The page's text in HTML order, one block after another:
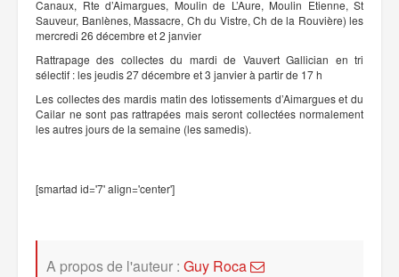
Canaux, Rte d’Aimargues, Moulin de L’Aure, Moulin Etienne, St
Sauveur, Banlènes, Massacre, Ch du Vistre, Ch de la Rouvière) les
mercredi 26 décembre et 2 janvier
Rattrapage des collectes du mardi de Vauvert Gallician en tri
sélectif : les jeudis 27 décembre et 3 janvier à partir de 17 h
Les collectes des mardis matin des lotissements d’Aimargues et du
Cailar ne sont pas rattrapées mais seront collectées normalement
les autres jours de la semaine (les samedis).
[smartad id='7' align='center']
A propos de l'auteur : Guy Roca